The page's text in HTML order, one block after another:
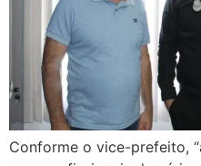
Conforme o vice-prefeito,